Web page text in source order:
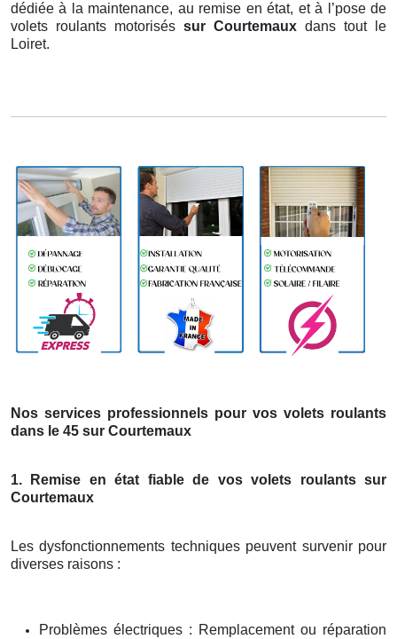
dédiée à la maintenance, au remise en état, et à l’pose de
volets roulants motorisés sur Courtemaux dans tout le
Loiret.
Nos services professionnels pour vos volets roulants
dans le 45 sur Courtemaux
1. Remise en état fiable de vos volets roulants sur
Courtemaux
Les dysfonctionnements techniques peuvent survenir pour
diverses raisons :
Problèmes électriques : Remplacement ou réparation